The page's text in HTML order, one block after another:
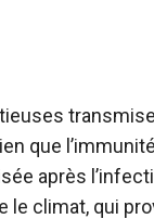
que
après
le climat, qui